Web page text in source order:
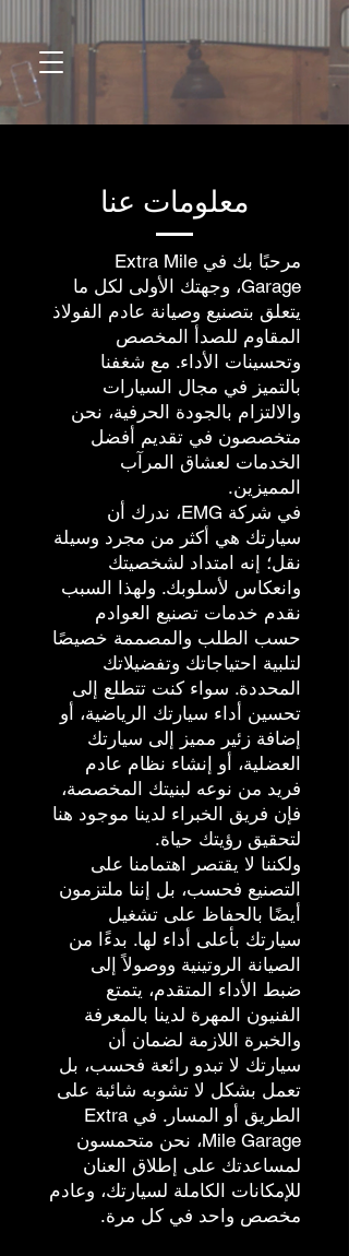
معلومات عنا
مرحبًا بك في Extra Mile
Garage، وجهتك الأولى لكل ما
يتعلق بتصنيع وصيانة عادم الفولاذ
المقاوم للصدأ المخصص
وتحسينات الأداء. مع شغفنا
بالتميز في مجال السيارات
والالتزام بالجودة الحرفية، نحن
متخصصون في تقديم أفضل
الخدمات لعشاق المرآب
المميزين.
في شركة EMG، ندرك أن
سيارتك هي أكثر من مجرد وسيلة
نقل؛ إنه امتداد لشخصيتك
وانعكاس لأسلوبك. ولهذا السبب
نقدم خدمات تصنيع العوادم
حسب الطلب والمصممة خصيصًا
لتلبية احتياجاتك وتفضيلاتك
المحددة. سواء كنت تتطلع إلى
تحسين أداء سيارتك الرياضية، أو
إضافة زئير مميز إلى سيارتك
العضلية، أو إنشاء نظام عادم
فريد من نوعه لبنيتك المخصصة،
فإن فريق الخبراء لدينا موجود هنا
لتحقيق رؤيتك حياة.
ولكننا لا يقتصر اهتمامنا على
التصنيع فحسب، بل إننا ملتزمون
أيضًا بالحفاظ على تشغيل
سيارتك بأعلى أداء لها. بدءًا من
الصيانة الروتينية ووصولاً إلى
ضبط الأداء المتقدم، يتمتع
الفنيون المهرة لدينا بالمعرفة
والخبرة اللازمة لضمان أن
سيارتك لا تبدو رائعة فحسب، بل
تعمل بشكل لا تشوبه شائبة على
الطريق أو المسار. في Extra
Mile Garage، نحن متحمسون
لمساعدتك على إطلاق العنان
للإمكانات الكاملة لسيارتك، وعادم
مخصص واحد في كل مرة.